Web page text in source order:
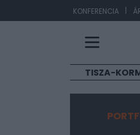
KONFERENCIA |
TISZA-